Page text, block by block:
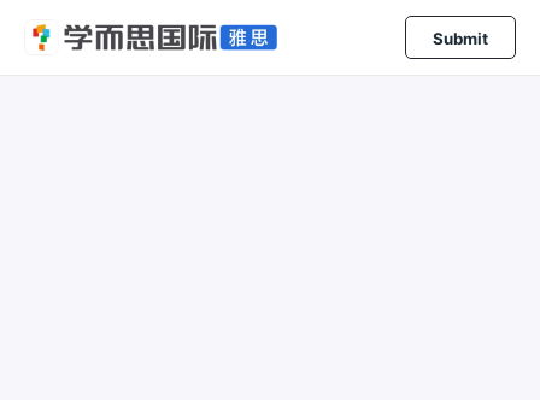
Submit